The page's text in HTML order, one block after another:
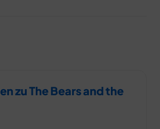
zu The Bears and the